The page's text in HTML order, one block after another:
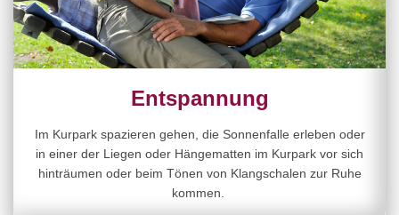
Entspannung
Im Kurpark spazieren gehen, die Sonnenfalle erleben oder
in einer der Liegen oder Hängematten im Kurpark vor sich
hinträumen oder beim Tönen von Klangschalen zur Ruhe
kommen.